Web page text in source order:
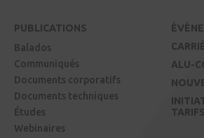
PUBLICATIONS
Balados
Communiqués
Documents corporatifs
Documents techniques
Études
Webinaires
ALU-
TARIFS